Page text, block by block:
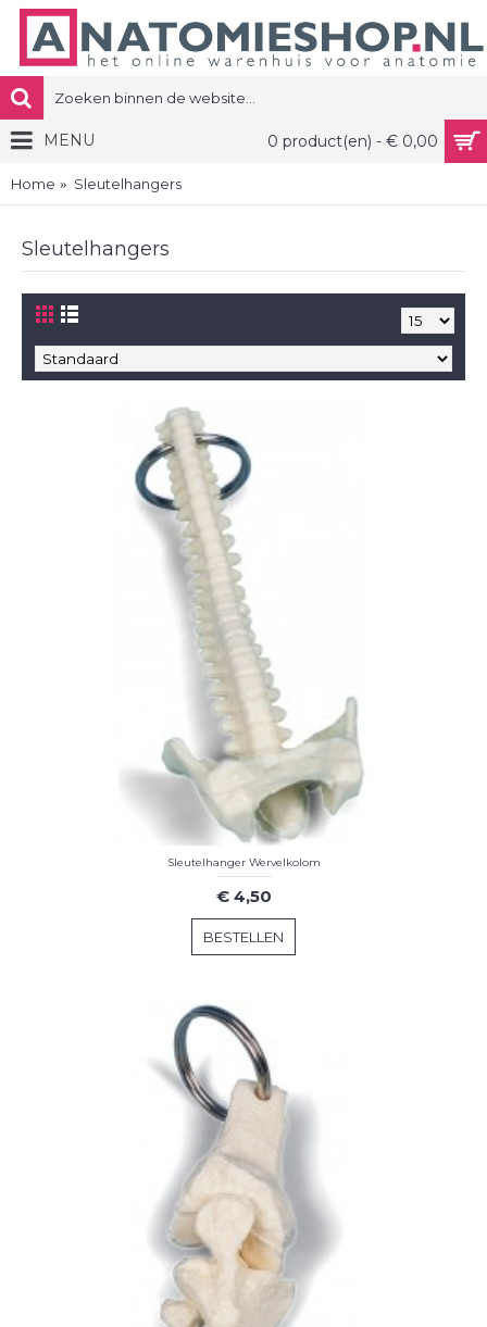
0 product(en) - € 0,00
MENU
Home Sleutelhangers
Sleutelhangers
Sleutelhanger Wervelkolom
€ 4,50
BESTELLEN